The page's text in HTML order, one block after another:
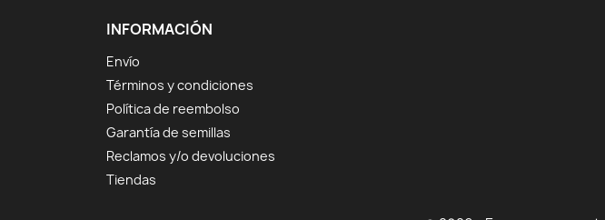
INFORMACIÓN
Envío
Términos y condiciones
Política de reembolso
Garantía de semillas
Reclamos y/o devoluciones
Tiendas